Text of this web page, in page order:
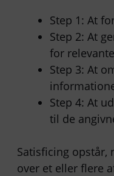
Step 1: At
Step 2: At
for
Step 3: At
Step 4: At
til de
Satisficing opstår,
over et eller flere